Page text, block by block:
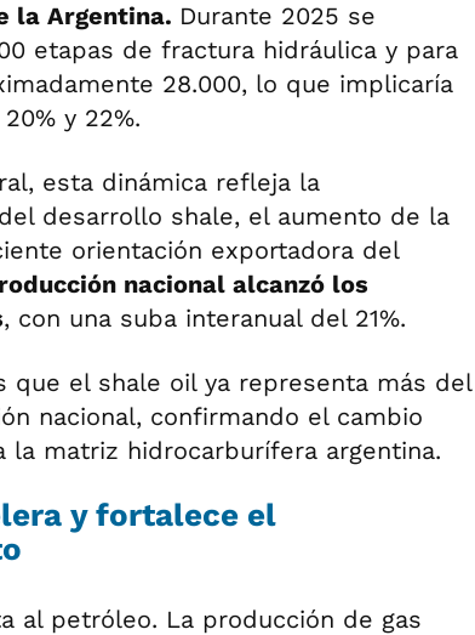
la Argentina. Durante 2025 se
etapas de fractura hidráulica y para
28.000, lo que implicaría
y 22%.
esta dinámica refleja la
desarrollo shale, el aumento de la
orientación exportadora del
nacional alcanzó los
, con una suba interanual del 21%.
que el shale oil ya representa más del
nacional, confirmando el cambio
la matriz hidrocarburífera argentina.
y fortalece el
al petróleo. La producción de gas